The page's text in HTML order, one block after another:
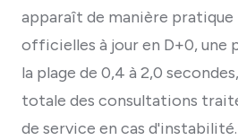
apparaît de manière pratique
officielles à jour en D+0, une
la plage de 0,4 à 2,0
totale des consultations
de service en cas